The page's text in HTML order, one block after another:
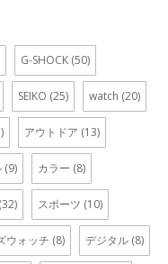
G-SHOCK (50)
SEIKO (25) watch (20)
アウトドア (13)
(9) カラー (8)
(32) スポーツ (10)
ウォッチ (8) デジタル (8)